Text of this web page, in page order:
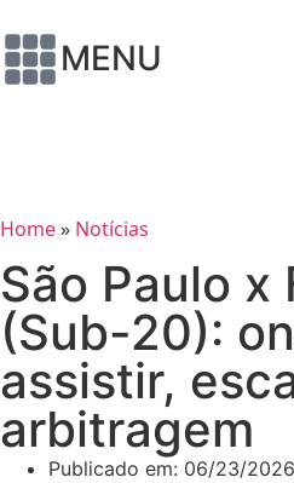
MENU
Home» Notícias
São Paulo x
(Sub-20):
assistir,
arbitragem
Publicado em: 06/23/2026